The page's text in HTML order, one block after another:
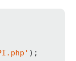
);